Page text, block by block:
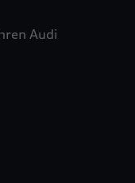
Audi